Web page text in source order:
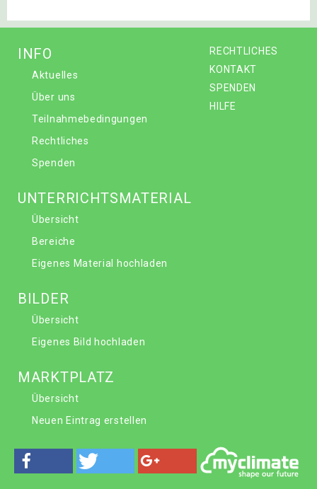
RECHTLICHES
KONTAKT
SPENDEN
HILFE
INFO
Aktuelles
Über uns
Teilnahmebedingungen
Rechtliches
Spenden
UNTERRICHTSMATERIAL
Übersicht
Bereiche
Eigenes Material hochladen
BILDER
Übersicht
Eigenes Bild hochladen
MARKTPLATZ
Übersicht
Neuen Eintrag erstellen